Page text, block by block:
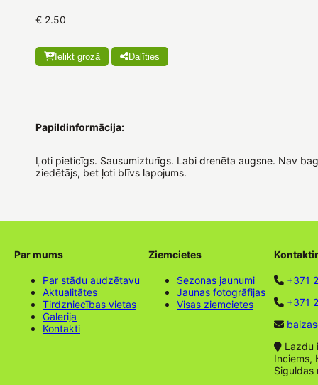
€ 2.50
Ielikt grozā Dalīties
Papildinformācija:
Ļoti pieticīgs. Sausumizturīgs. Labi drenēta augsne. Nav
ziedētājs, bet ļoti blīvs lapojums.
Par mums
Par stādu audzētavu
Aktualitātes
Tirdzniecības vietas
Galerija
Kontakti
Ziemcietes
Sezonas jaunumi
Jaunas fotogrāfijas
Visas ziemcietes
+371
+371
Lazdu
Inciems,
Siguldas